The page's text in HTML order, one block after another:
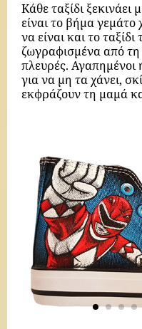
Κάθε ταξίδι
είναι το βήμα
να είναι και το
ζωγραφισμένα από τη
πλευρές. Αγαπημένοι
για να μη τα χάνει,
εκφράζουν τη μαμά